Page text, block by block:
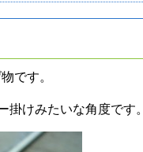
です。
掛けみたいな角度です。